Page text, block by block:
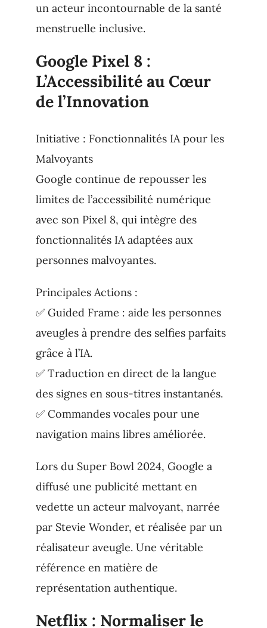
un acteur incontournable de la santé
menstruelle inclusive.
Google Pixel 8 :
L’Accessibilité au Cœur
de l’Innovation
Initiative : Fonctionnalités IA pour les
Malvoyants
Google continue de repousser les
limites de l’accessibilité numérique
avec son Pixel 8, qui intègre des
fonctionnalités IA adaptées aux
personnes malvoyantes.
Principales Actions :
✅ Guided Frame : aide les personnes
aveugles à prendre des selfies parfaits
grâce à l’IA.
✅ Traduction en direct de la langue
des signes en sous-titres instantanés.
✅ Commandes vocales pour une
navigation mains libres améliorée.
Lors du Super Bowl 2024, Google a
diffusé une publicité mettant en
vedette un acteur malvoyant, narrée
par Stevie Wonder, et réalisée par un
réalisateur aveugle. Une véritable
référence en matière de
représentation authentique.
Netflix : Normaliser le